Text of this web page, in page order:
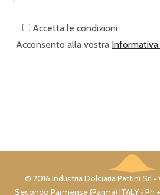
Accetta le condizioni
Acconsento alla vostra Informativa
© 2016 Industria Dolciaria Pattini Srl •
Secondo Parmense (Parma) ITALY • Ph